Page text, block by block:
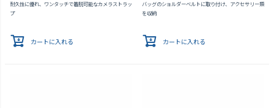
耐久性に優れ、ワンタッチで着脱可能なカメラストラッ
プ
カートに入れる
バッグのショルダーベルトに取り付け、アクセサリー類
を収納
カートに入れる